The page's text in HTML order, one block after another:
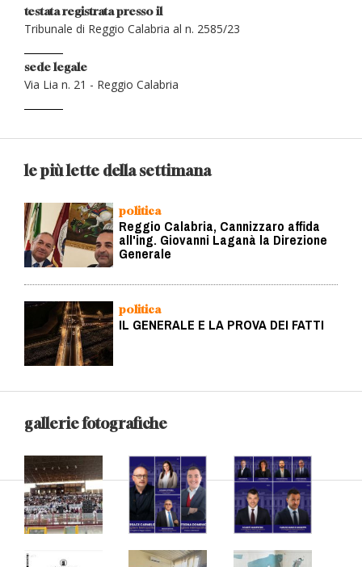
testata registrata presso il
Tribunale di Reggio Calabria al n. 2585/23
sede legale
Via Lia n. 21 - Reggio Calabria
le più lette della settimana
politica
Reggio Calabria, Cannizzaro affida
all'ing. Giovanni Laganà la Direzione
Generale
politica
IL GENERALE E LA PROVA DEI FATTI
gallerie fotografiche